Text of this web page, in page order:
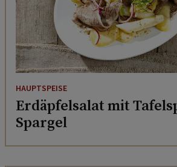
HAUPTSPEISE
Erdäpfelsalat mit
Spargel